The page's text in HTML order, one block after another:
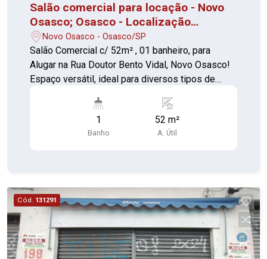
Salão comercial para locação - Novo
Osasco; Osasco - Localização
privilegiada
Novo Osasco - Osasco/SP
Salão Comercial c/ 52m² , 01 banheiro, para
Alugar na Rua Doutor Bento Vidal, Novo Osasco!
Espaço versátil, ideal para diversos tipos de
Localização privilegiada, com grande fluxo de
pessoas e fácil acesso. - Estrutura pronta para
uso, com ótimo potencial para personalização.
1
Banho
52 m²
A. Útil
Cód. 131291